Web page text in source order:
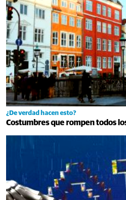
¿De verdad hacen esto?
Costumbres que rompen todos